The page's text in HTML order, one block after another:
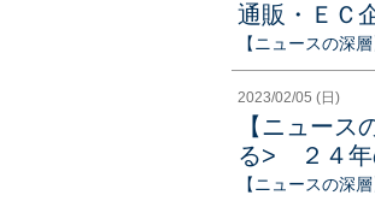
通販・ＥＣ
【ニュースの深層
2023/02/05 (日)
【ニュー
る> ２４年
【ニュースの深層